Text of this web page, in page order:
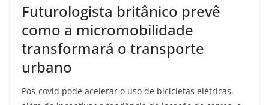
Futurologista britânico prevê
como a micromobilidade
transformará o transporte
urbano
Pós-covid pode acelerar o uso de bicicletas elétricas,